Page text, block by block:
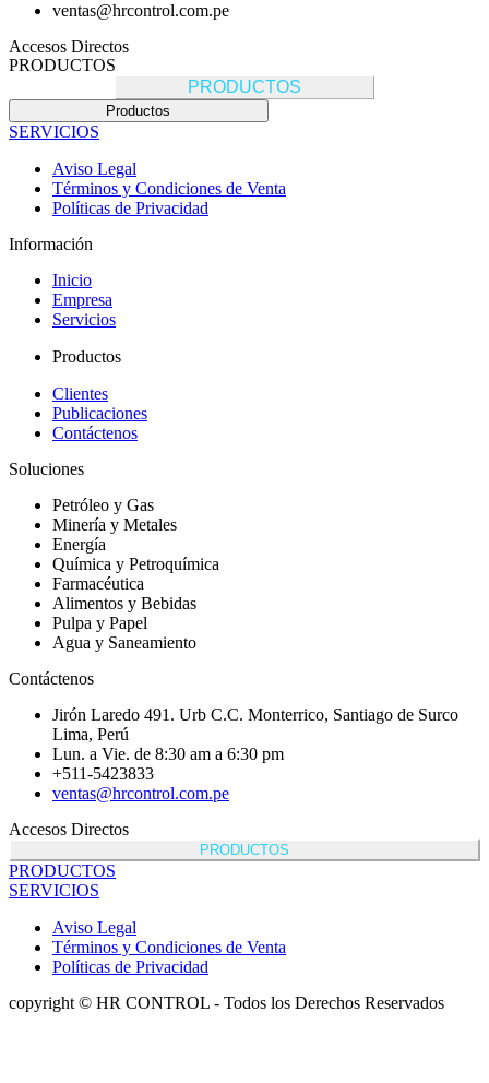
ventas@hrcontrol.com.pe
Accesos Directos
PRODUCTOS
PRODUCTOS
Productos
SERVICIOS
Aviso Legal
Términos y Condiciones de Venta
Políticas de Privacidad
Información
Inicio
Empresa
Servicios
Productos
Clientes
Publicaciones
Contáctenos
Soluciones
Petróleo y Gas
Minería y Metales
Energía
Química y Petroquímica
Farmacéutica
Alimentos y Bebidas
Pulpa y Papel
Agua y Saneamiento
Contáctenos
Jirón Laredo 491. Urb C.C. Monterrico, Santiago de Surco
Lima, Perú
Lun. a Vie. de 8:30 am a 6:30 pm
+511-5423833
ventas@hrcontrol.com.pe
Accesos Directos
PRODUCTOS
PRODUCTOS
SERVICIOS
Aviso Legal
Términos y Condiciones de Venta
Políticas de Privacidad
copyright © HR CONTROL - Todos los Derechos Reservados